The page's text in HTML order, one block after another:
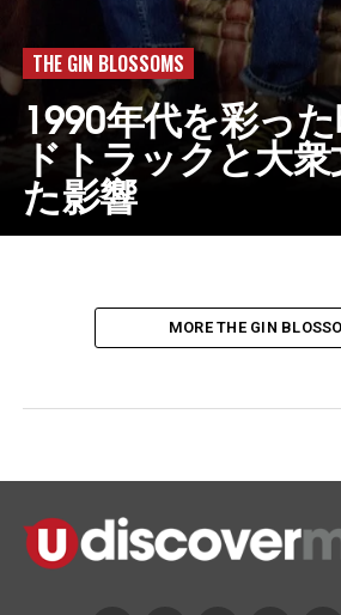
THE GIN BLOSSOMS
1990年代を彩っ
ドトラックと大
た影響
MORE THE GIN